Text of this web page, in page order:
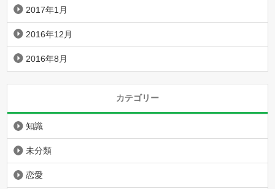
2017年1月
2016年12月
2016年8月
カテゴリー
知識
未分類
恋愛